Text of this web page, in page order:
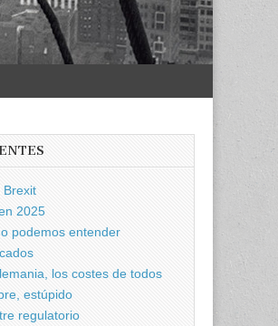
Brexit
2025
podemos entender
los costes de todos
estúpido
regulatorio